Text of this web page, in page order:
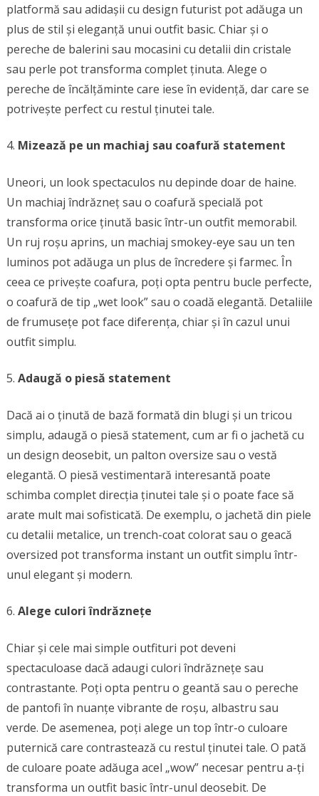
platformă sau adidașii cu design futurist pot adăuga un
plus de stil și eleganță unui outfit basic. Chiar și o
pereche de balerini sau mocasini cu detalii din cristale
sau perle pot transforma complet ținuta. Alege o
pereche de încălțăminte care iese în evidență, dar care se
potrivește perfect cu restul ținutei tale.
Mizează pe un machiaj sau coafură statement
Uneori, un look spectaculos nu depinde doar de haine.
Un machiaj îndrăzneț sau o coafură specială pot
transforma orice ținută basic într-un outfit memorabil.
Un ruj roșu aprins, un machiaj smokey-eye sau un ten
luminos pot adăuga un plus de încredere și farmec. În
ceea ce privește coafura, poți opta pentru bucle perfecte,
o coafură de tip „wet look” sau o coadă elegantă. Detaliile
de frumusețe pot face diferența, chiar și în cazul unui
outfit simplu.
Adaugă o piesă statement
Dacă ai o ținută de bază formată din blugi și un tricou
simplu, adaugă o piesă statement, cum ar fi o jachetă cu
un design deosebit, un palton oversize sau o vestă
elegantă. O piesă vestimentară interesantă poate
schimba complet direcția ținutei tale și o poate face să
arate mult mai sofisticată. De exemplu, o jachetă din piele
cu detalii metalice, un trench-coat colorat sau o geacă
oversized pot transforma instant un outfit simplu într-
unul elegant și modern.
Alege culori îndrăznețe
Chiar și cele mai simple outfituri pot deveni
spectaculoase dacă adaugi culori îndrăznețe sau
contrastante. Poți opta pentru o geantă sau o pereche
de pantofi în nuanțe vibrante de roșu, albastru sau
verde. De asemenea, poți alege un top într-o culoare
puternică care contrastează cu restul ținutei tale. O pată
de culoare poate adăuga acel „wow” necesar pentru a-ți
transforma un outfit basic într-unul deosebit. De